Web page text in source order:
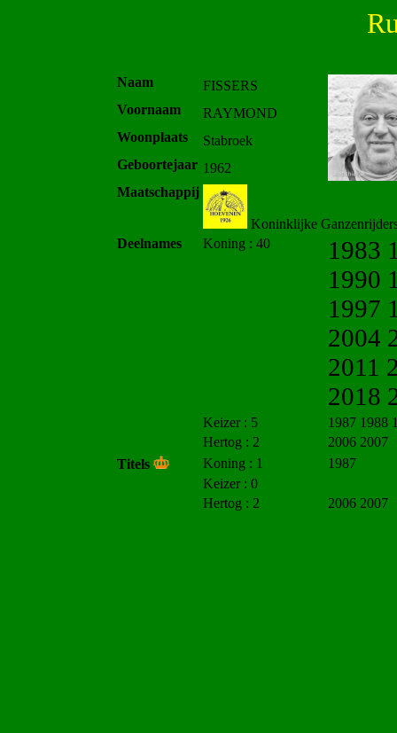
Naam
FISSERS
Voornaam
RAYMOND
Woonplaats
Stabroek
Geboortejaar 1962
Maatschappij
Koninklijke
Deelnames
Koning : 40
1983
1990
1997
2004
2011
2018
Keizer : 5
1987 1988
Hertog : 2
2006 2007
Titels
Koning : 1
1987
Keizer : 0
Hertog : 2
2006 2007